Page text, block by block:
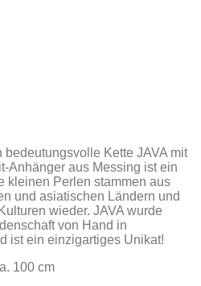
Kette JAVA mit
Anhänger aus Messing ist ein
kleinen Perlen stammen aus
und asiatischen Ländern und
wieder. JAVA wurde
von Hand in
ist ein einzigartiges Unikat!
100 cm